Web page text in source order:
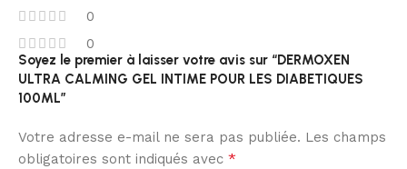
0
0
Soyez le premier à laisser votre avis sur “DERMOXEN
ULTRA CALMING GEL INTIME POUR LES DIABETIQUES
100ML”
Votre adresse e-mail ne sera pas publiée. Les champs
obligatoires sont indiqués avec *